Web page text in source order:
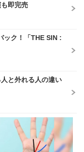
即完売
ック！「THE SIN :
と外れる人の違い